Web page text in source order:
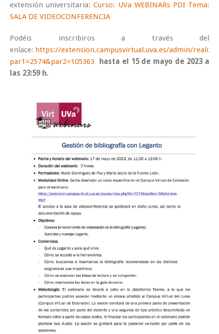
extensión universitaria:Curso: UVa WEBINARs PDI Tema:
SALA DE VIDEOCONFERENCIA
Podéis inscribiros a través del
enlace: https://extension.campusvirtual.uva.es/admin/
par1=2574&par2=105363
hasta el 15 de mayo de 2023 a
las 23:59 h.